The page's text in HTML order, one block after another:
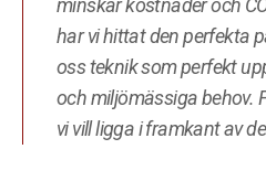
minskar kostnader och
har vi hittat den perfekta
oss teknik som perfekt
och miljömässiga behov.
vi vill ligga i framkant av